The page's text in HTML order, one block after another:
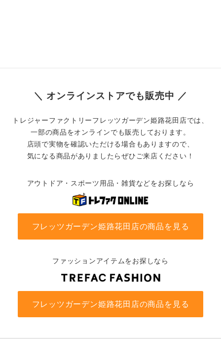
＼ オンラインストアでも販売中 ／
トレジャーファクトリーフレッツガーデン姫路花田店では、
一部の商品をオンラインでも販売しております。
店頭で実物を確認いただける場合もありますので、
気になる商品がありましたらぜひご来店ください！
アウトドア・スポーツ用品・雑貨などをお探しなら
フレッツガーデン姫路花田店の商品を見る
ファッションアイテムをお探しなら
フレッツガーデン姫路花田店の商品を見る